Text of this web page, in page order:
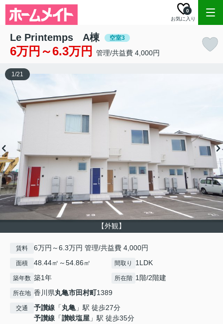
お気に入り
0
Le Printemps A棟 空室3
6万円～6.3万円 管理/共益費 4,000円
【外観】
1/21
賃料 6万円～6.3万円 管理/共益費 4,000円
面積 48.44㎡～54.86㎡ 間取り 1LDK
築年数 築1年 所在階 1階/2階建
所在地 香川県丸亀市田村町1389
交通 予讃線 「丸亀」駅 徒歩27分
予讃線 「讃岐塩屋 」駅 徒歩35分